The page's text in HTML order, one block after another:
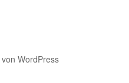
WordPress